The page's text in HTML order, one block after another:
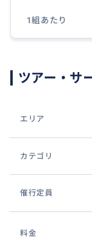
録が必要になりま
●観戦当日もデ
トフォンが必要
7月28日（火）
7月29日（水）
7月31日（金）
8月12日（水）
8月14日（金）
8月15日（土）
1組あたり
ツアー・サ
エリア
カテゴリ
催行定員
料金